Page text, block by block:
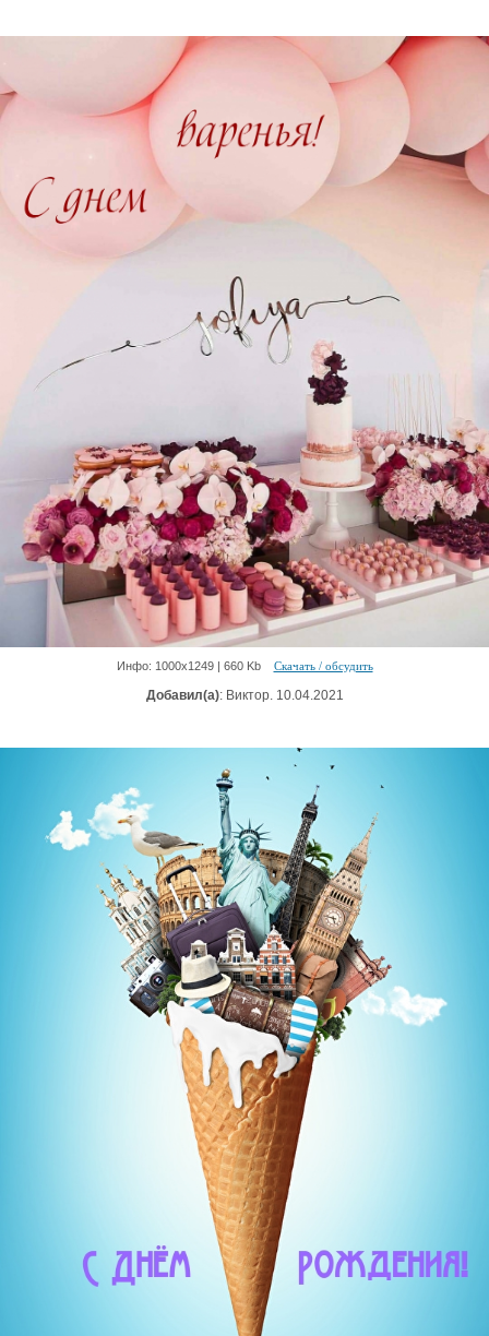
Инфо: 1000х1249 | 660 Kb Скачать / обсудить
Добавил(а): Виктор. 10.04.2021